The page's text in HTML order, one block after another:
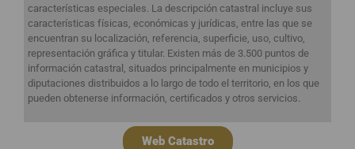
características especiales. La descripción catastral incluye sus
características físicas, económicas y jurídicas, entre las que se
encuentran su localización, referencia, superficie, uso, cultivo,
representación gráfica y titular. Existen más de 3.500 puntos de
información catastral, situados principalmente en municipios y
diputaciones distribuidos a lo largo de todo el territorio, en los que
pueden obtenerse información, certificados y otros servicios.
Web Catastro